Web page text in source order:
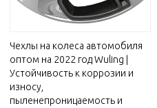
Чехлы на колеса автомобиля
оптом на 2022 год Wuling |
Устойчивость к коррозии и
износу,
пыленепроницаемость и